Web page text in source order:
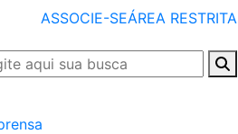
ASSOCIE-SEÁREA RESTRITA